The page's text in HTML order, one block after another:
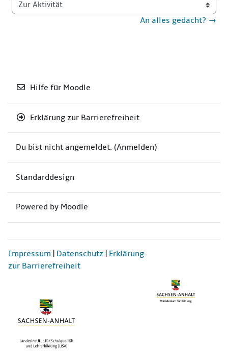
Zur Aktivität
An alles gedacht? →
Hilfe für Moodle
Erklärung zur Barrierefreiheit
Du bist nicht angemeldet. (Anmelden)
Standarddesign
Powered by Moodle
Impressum Datenschutz Erklärung
zur Barrierefreiheit